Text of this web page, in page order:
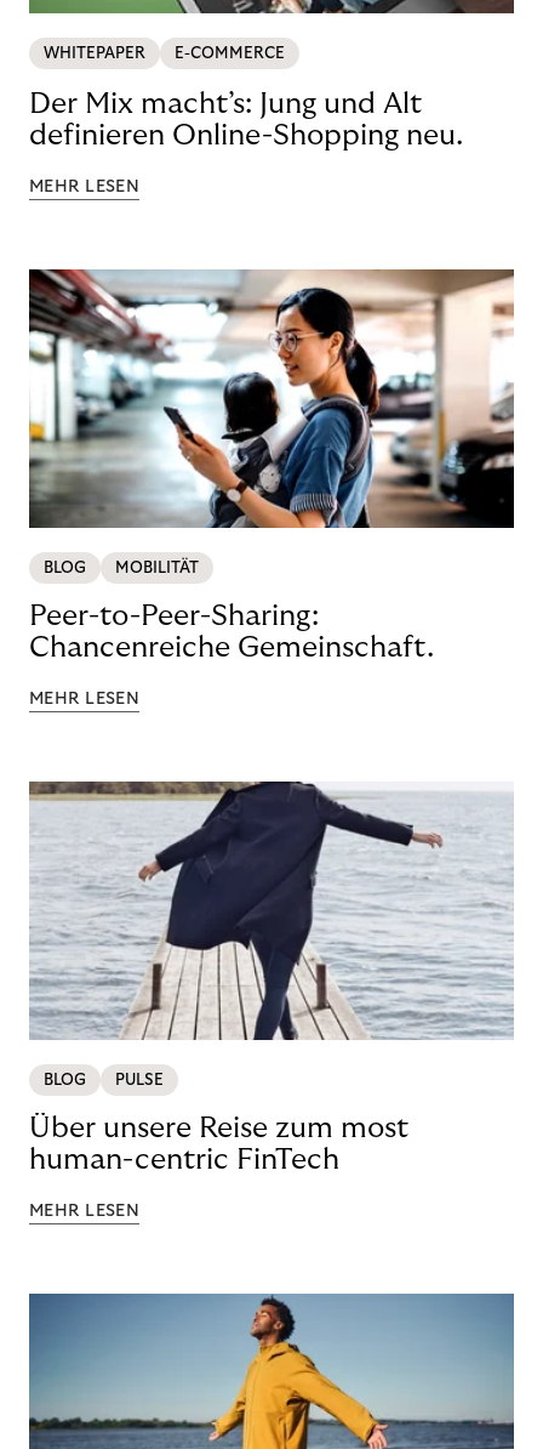
WHITEPAPER E-COMMERCE
Der Mix macht’s: Jung und Alt
definieren Online-Shopping neu.
MEHR LESEN
BLOG MOBILITÄT
Peer-to-Peer-Sharing:
Chancenreiche Gemeinschaft.
MEHR LESEN
BLOG PULSE
Über unsere Reise zum most
human-centric FinTech
MEHR LESEN